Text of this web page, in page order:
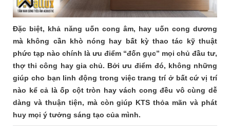
Đặc biệt, khả năng uốn cong âm, hay uốn cong dương
mà không cần khò nóng hay bất kỳ thao tác kỹ thuật
phức tạp nào chính là ưu điểm “đốn gục” mọi chủ đầu tư,
thợ thi công hay gia chủ. Bởi ưu điểm đó, không những
giúp cho bạn linh động trong việc trang trí ở bất cứ vị trí
nào kể cả là ốp cột tròn hay vách cong đều vô cùng dễ
dàng và thuận tiện, mà còn giúp KTS thỏa mãn và phát
huy mọi ý tưởng sáng tạo của mình.